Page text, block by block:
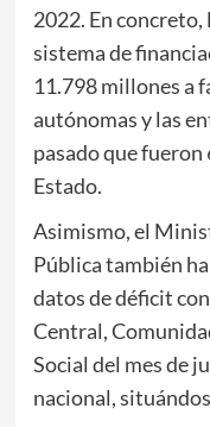
2022. En
sistema de
11.798 millones a
autónomas y las
pasado que
Estado.
Asimismo, el
Pública también
datos de déficit
Central,
Social del mes de
nacional,